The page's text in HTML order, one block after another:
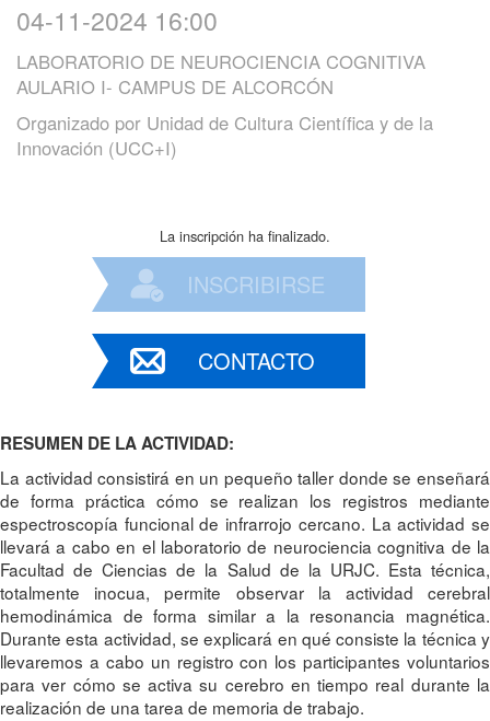
04-11-2024 16:00
LABORATORIO DE NEUROCIENCIA COGNITIVA
AULARIO I- CAMPUS DE ALCORCÓN
Organizado por Unidad de Cultura Científica y de la
Innovación (UCC+I)
La inscripción ha finalizado.
INSCRIBIRSE
CONTACTO
RESUMEN DE LA ACTIVIDAD:
La actividad consistirá en un pequeño taller donde se enseñará
de forma práctica cómo se realizan los registros mediante
espectroscopía funcional de infrarrojo cercano. La actividad se
llevará a cabo en el laboratorio de neurociencia cognitiva de la
Facultad de Ciencias de la Salud de la URJC. Esta técnica,
totalmente inocua, permite observar la actividad cerebral
hemodinámica de forma similar a la resonancia magnética.
Durante esta actividad, se explicará en qué consiste la técnica y
llevaremos a cabo un registro con los participantes voluntarios
para ver cómo se activa su cerebro en tiempo real durante la
realización de una tarea de memoria de trabajo.